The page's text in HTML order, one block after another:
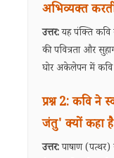
अभिव्यक्त
उत्तर:यह पंक्ति कवि
की पवित्रता और
घोर अकेलेपन में कवि
प्रश्न 2: कवि
जंतु' क्यों कहा
उत्तर:पाषाण (पत्थर)